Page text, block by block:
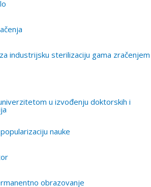
industrijsku sterilizaciju gama zračenjem
u izvođenju doktorskih i
nauke
obrazovanje